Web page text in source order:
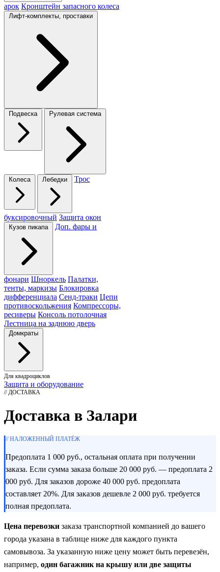
арок Кронштейн запасного колеса
Лифт-комплекты, проставки
Подвеска Рулевая система
Колеса Лебедки Трос
буксировочный Защита окон
Кузов пикапа Доп. фары и
фонари Шноркель Палатки,
тенты, маркизы Блокировка
дифференциала Сенд-траки Цепи
противоскольжения Компрессоры,
ресиверы Консоль потолочная
Лестница на заднюю дверь
Домкраты
Для квадроциклов
Защита и оборудование
// ДОСТАВКА
Доставка в Залари
// НАЛОЖЕННЫЙ ПЛАТЁЖ
Предоплата 1 000 руб., остальная оплата при получении
заказа. Если сумма заказа больше 20 000 руб. — предоплата 2
000 руб. Для заказов дороже 40 000 руб. предоплата
составляет 20%. Для заказов дешевле 2 000 руб. требуется
полная предоплата.
Цена перевозки заказа транспортной компанией до вашего
города указана в таблице ниже для каждого пункта
самовывоза. За указанную ниже цену может быть перевезён,
например, один багажник на крышу или две защиты